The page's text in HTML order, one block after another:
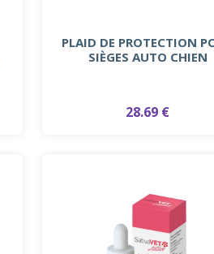
PLAID DE PROTECTION
SIÈGES AUTO CHIEN
28.69 €